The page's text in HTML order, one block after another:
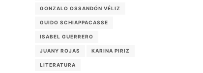
GONZALO OSSANDÓN VÉLIZ
GUIDO SCHIAPPACASSE
ISABEL GUERRERO
JUANY ROJAS KARINA PIRIZ
LITERATURA